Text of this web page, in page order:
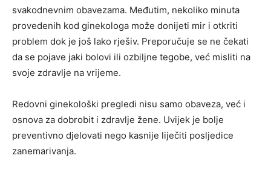
svakodnevnim obavezama. Međutim, nekoliko minuta
provedenih kod ginekologa može donijeti mir i otkriti
problem dok je još lako rješiv. Preporučuje se ne čekati
da se pojave jaki bolovi ili ozbiljne tegobe, već misliti na
svoje zdravlje na vrijeme.
Redovni ginekološki pregledi nisu samo obaveza, već i
osnova za dobrobit i zdravlje žene. Uvijek je bolje
preventivno djelovati nego kasnije liječiti posljedice
zanemarivanja.